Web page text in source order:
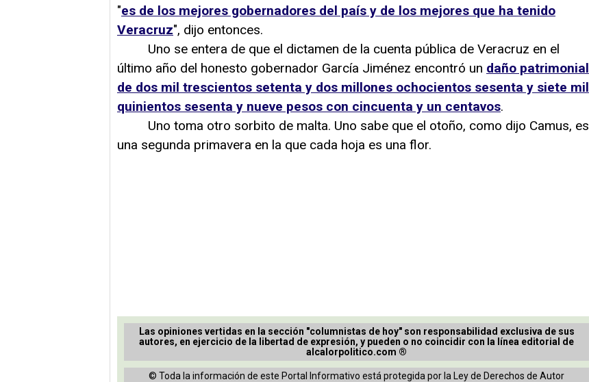
"es de los mejores gobernadores del país y de los mejores que ha tenido
Veracruz", dijo entonces.
Uno se entera de que el dictamen de la cuenta pública de Veracruz en el
último año del honesto gobernador García Jiménez encontró un daño patrimonial
de dos mil trescientos setenta y dos millones ochocientos sesenta y siete mil
quinientos sesenta y nueve pesos con cincuenta y un centavos.
Uno toma otro sorbito de malta. Uno sabe que el otoño, como dijo Camus, es
una segunda primavera en la que cada hoja es una flor.
Las opiniones vertidas en la sección "columnistas de hoy" son responsabilidad exclusiva de sus
autores, en ejercicio de la libertad de expresión, y pueden o no coincidir con la línea editorial de
alcalorpolitico.com ®
© Toda la información de este Portal Informativo está protegida por la Ley de Derechos de Autor